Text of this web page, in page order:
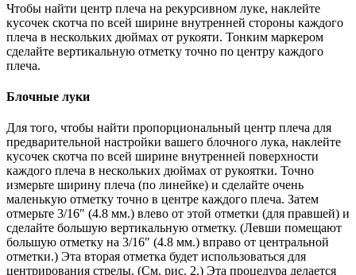
Чтобы найти центр плеча на рекурсивном луке, наклейте
кусочек скотча по всей ширине внутренней стороны каждого
плеча в нескольких дюймах от рукояти. Тонким маркером
сделайте вертикальную отметку точно по центру каждого
плеча.
Блочные луки
Для того, чтобы найти пропорциональный центр плеча для
предварительной настройки вашего блочного лука, наклейте
кусочек скотча по всей ширине внутренней поверхности
каждого плеча в нескольких дюймах от рукоятки. Точно
измерьте ширину плеча (по линейке) и сделайте очень
маленькую отметку точно в центре каждого плеча. Затем
отмерьте 3/16″ (4.8 мм.) влево от этой отметки (для правшей) и
сделайте большую вертикальную отметку. (Левши помещают
большую отметку на 3/16″ (4.8 мм.) вправо от центральной
отметки.) Эта вторая отметка будет использоваться для
центрирования стрелы. (См. рис. 2.) Эта процедура делается